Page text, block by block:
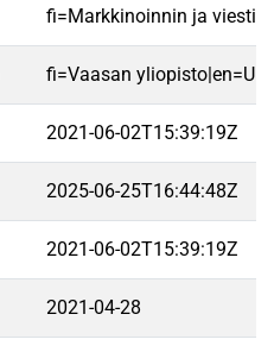
fi=Markkinoinnin ja
fi=Vaasan
2021-06-02T15:39:19Z
2025-06-25T16:44:48Z
2021-06-02T15:39:19Z
2021-04-28